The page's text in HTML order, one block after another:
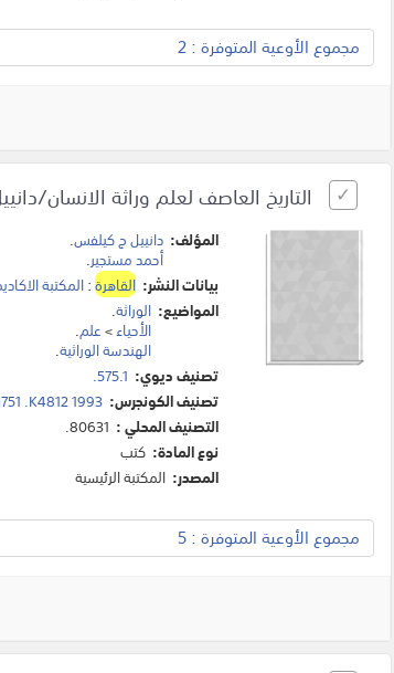
مجموع الأوعية المتوفرة : 2
التاريخ العاصف لعلم وراثة الانسان/
المؤلف: دانييل ج كيلفس.
أحمد مستجير.
بيانات النشر: القاهرة:المكتبة
المواضيع: الوراثة.
الأحياء>علم.
الهندسة الوراثية.
تصنيف ديوي: 575.1.
تصنيف الكونجرس: .K4812 1993
التصنيف المحلي : 80631.
نوع المادة: كتب
المصدر: المكتبة الرئيسية
مجموع الأوعية المتوفرة : 5